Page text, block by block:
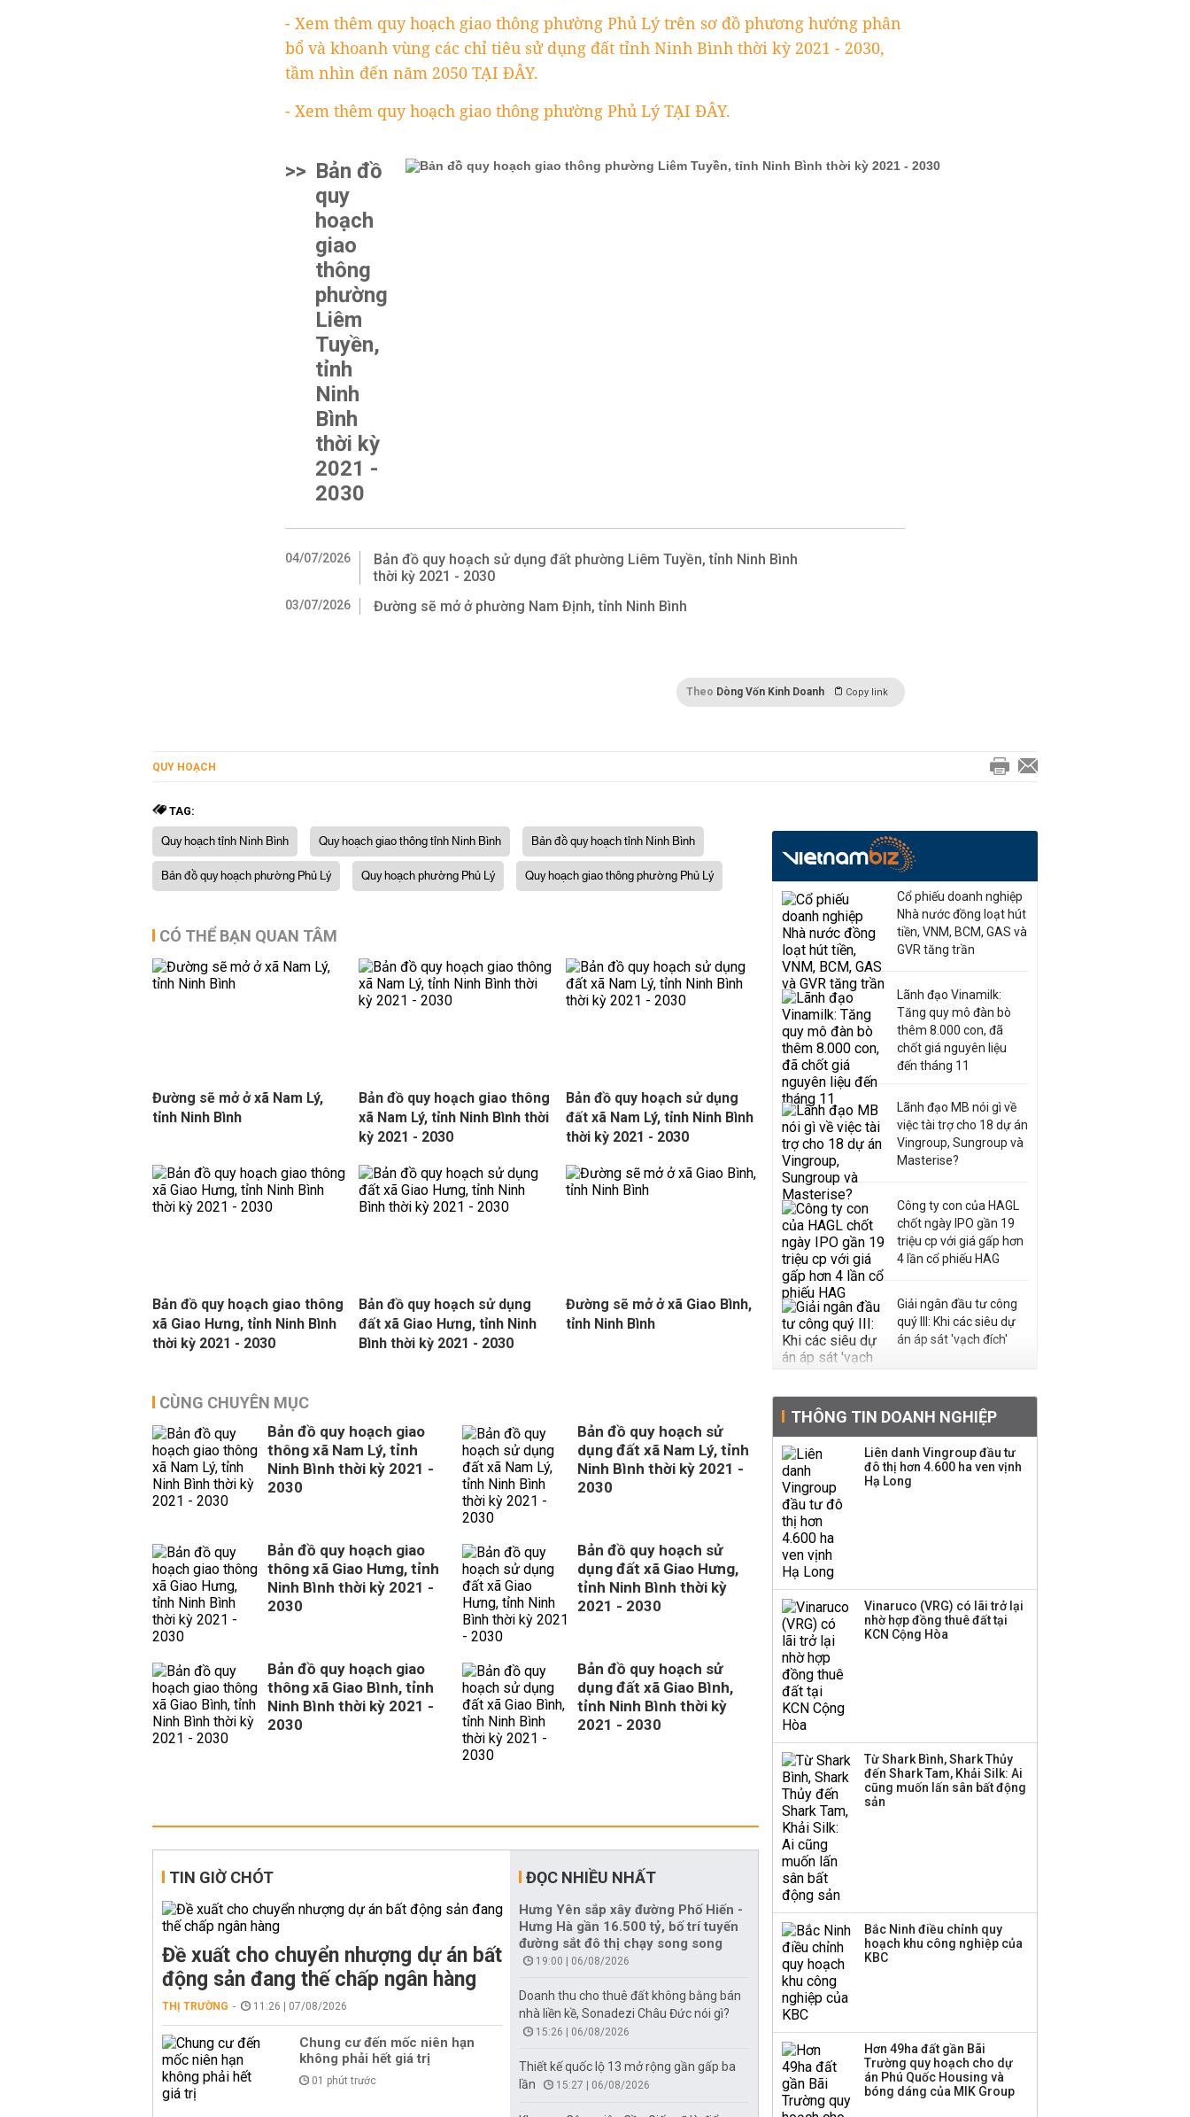
- Xem thêm quy hoạch giao thông phường Phủ Lý trên sơ đồ phương hướng phân
bổ và khoanh vùng các chỉ tiêu sử dụng đất tỉnh Ninh Bình thời kỳ 2021 - 2030,
tầm nhìn đến năm 2050 TẠI ĐÂY.
- Xem thêm quy hoạch giao thông phường Phủ Lý TẠI ĐÂY.
>> Bản đồ
quy
hoạch
giao
thông
phường
Liêm
Tuyền,
tỉnh
Ninh
Bình
thời kỳ
2021 -
2030
04/07/2026
Bản đồ quy hoạch sử dụng đất phường Liêm Tuyền, tỉnh Ninh Bình
thời kỳ 2021 - 2030
03/07/2026 Đường sẽ mở ở phường Nam Định, tỉnh Ninh Bình
Theo Dòng Vốn Kinh Doanh Copy link
QUY HOẠCH
TAG:
Quy hoạch tỉnh Ninh Bình Quy hoạch giao thông tỉnh Ninh Bình
Bản đồ quy hoạch tỉnh Ninh Bình
Bản đồ quy hoạch phường Phủ Lý
Quy hoạch phường Phủ Lý Quy hoạch giao thông phường Phủ Lý
CÓ THỂ BẠN QUAN TÂM
Đường sẽ mở ở xã Nam Lý,
tỉnh Ninh Bình
Bản đồ quy hoạch giao thông
xã Nam Lý, tỉnh Ninh Bình thời
kỳ 2021 - 2030
Bản đồ quy hoạch sử dụng
đất xã Nam Lý, tỉnh Ninh Bình
thời kỳ 2021 - 2030
Bản đồ quy hoạch giao thông
xã Giao Hưng, tỉnh Ninh Bình
thời kỳ 2021 - 2030
Bản đồ quy hoạch sử dụng
đất xã Giao Hưng, tỉnh Ninh
Bình thời kỳ 2021 - 2030
Đường sẽ mở ở xã Giao Bình,
tỉnh Ninh Bình
CÙNG CHUYÊN MỤC
Bản đồ quy hoạch giao
thông xã Nam Lý, tỉnh
Ninh Bình thời kỳ 2021 -
2030
Bản đồ quy hoạch sử
dụng đất xã Nam Lý, tỉnh
Ninh Bình thời kỳ 2021 -
2030
Bản đồ quy hoạch giao
thông xã Giao Hưng, tỉnh
Ninh Bình thời kỳ 2021 -
2030
Bản đồ quy hoạch sử
dụng đất xã Giao Hưng,
tỉnh Ninh Bình thời kỳ
2021 - 2030
Bản đồ quy hoạch giao
thông xã Giao Bình, tỉnh
Ninh Bình thời kỳ 2021 -
2030
Bản đồ quy hoạch sử
dụng đất xã Giao Bình,
tỉnh Ninh Bình thời kỳ
2021 - 2030
TIN GIỜ CHÓT
Đề xuất cho chuyển nhượng dự án bất
động sản đang thế chấp ngân hàng
THỊ TRƯỜNG 11:26 | 07/08/2026
Chung cư đến mốc niên hạn
không phải hết giá trị
01 phút trước
ĐỌC NHIỀU NHẤT
Hưng Yên sắp xây đường Phố Hiến -
Hưng Hà gần 16.500 tỷ, bố trí tuyến
đường sắt đô thị chạy song song
19:00 | 06/08/2026
Doanh thu cho thuê đất không bằng bán
nhà liền kề, Sonadezi Châu Đức nói gì?
15:26 | 06/08/2026
Thiết kế quốc lộ 13 mở rộng gần gấp ba
lần
15:27 | 06/08/2026
Cổ phiếu doanh nghiệp
Nhà nước đồng loạt hút
tiền, VNM, BCM, GAS và
GVR tăng trần
Lãnh đạo Vinamilk:
Tăng quy mô đàn bò
thêm 8.000 con, đã
chốt giá nguyên liệu
đến tháng 11
Lãnh đạo MB nói gì về
việc tài trợ cho 18 dự án
Vingroup, Sungroup và
Masterise?
Công ty con của HAGL
chốt ngày IPO gần 19
triệu cp với giá gấp hơn
4 lần cổ phiếu HAG
Giải ngân đầu tư công
quý III: Khi các siêu dự
án áp sát 'vạch đích'
triển quỹ hưu trí: Từ tiết
kiệm gia đình thành
nguồn cấp vốn dài hạn
và kinh nghiệm từ
Malaysia
Iran xem xét cấm tàu
VPBankS xin từ nhiệm
THÔNG TIN DOANH NGHIỆP
Liên danh Vingroup đầu tư
đô thị hơn 4.600 ha ven vịnh
Hạ Long
Vinaruco (VRG) có lãi trở lại
nhờ hợp đồng thuê đất tại
KCN Cộng Hòa
Từ Shark Bình, Shark Thủy
đến Shark Tam, Khải Silk: Ai
cũng muốn lấn sân bất động
sản
Bắc Ninh điều chỉnh quy
hoạch khu công nghiệp của
KBC
Hơn 49ha đất gần Bãi
Trường quy hoạch cho dự
án Phú Quốc Housing và
bóng dáng của MIK Group